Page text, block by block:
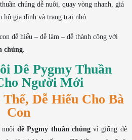
chủng dễ nuôi, quay vòng nhanh, giá
hộ gia đình và trang trại nhỏ.
dễ hiểu – dễ làm – dễ thành công với
chủng.
Dê Pygmy Thuần
Người Mới
Dễ Hiểu Cho Bà
Con
nuôidê Pygmy thuần chủngvì giống dê